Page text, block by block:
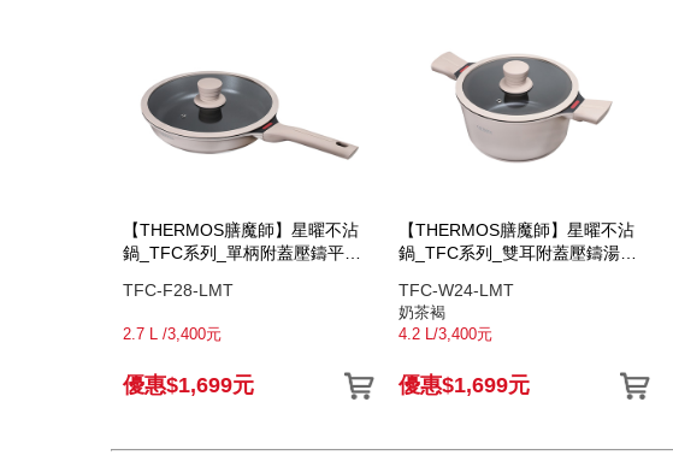
【THERMOS膳魔師】星曜不沾
鍋_TFC系列_單柄附蓋壓鑄平底
TFC-F28-LMT
2.7 L /3,400元
優惠$1,699元
【THERMOS膳魔師】星曜不沾
鍋_TFC系列_雙耳附蓋壓鑄湯鍋
TFC-W24-LMT
奶茶褐
4.2 L/3,400元
優惠$1,699元